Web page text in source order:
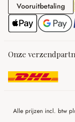
Vooruitbetaling
Onze
Alle prijzen incl. btw